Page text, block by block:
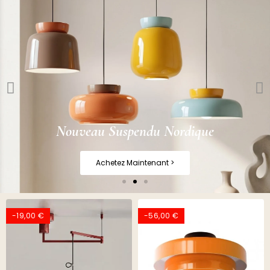
-19,00 € -56,00 €
Nouveau Suspendu Nordique
Achetez Maintenant >